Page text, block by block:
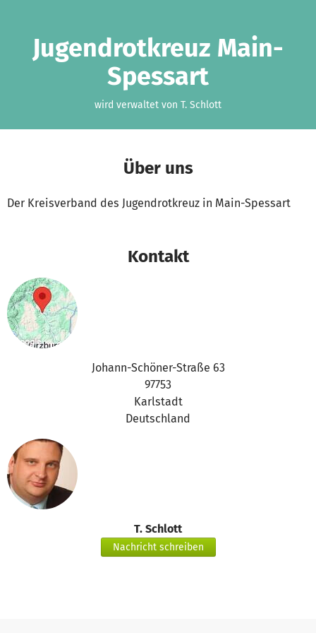
Jugendrotkreuz Main-
Spessart
wird verwaltet von T. Schlott
Über uns
Der Kreisverband des Jugendrotkreuz in Main-Spessart
Kontakt
Johann-Schöner-Straße 63
97753
Karlstadt
Deutschland
T. Schlott
Nachricht schreiben